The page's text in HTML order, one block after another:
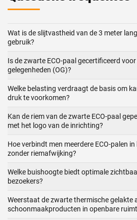
Wat is de slijtvastheid van de 3 meter
gebruik?
Is de zwarte ECO-paal gecertificeerd
gelegenheden (OG)?
Welke belasting verdraagt de basis om
druk te voorkomen?
Kan de riem van de zwarte ECO-paal
met het logo van de inrichting?
Hoe verbindt men meerdere ECO-palen
zonder riemafwijking?
Welke buishoogte biedt optimale
bezoekers?
Weerstaat de zwarte thermische gelakte
schoonmaakproducten in openbare